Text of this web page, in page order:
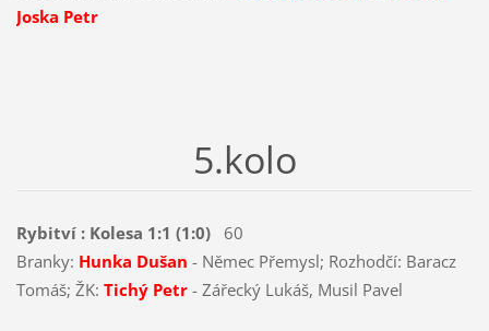
Joska Petr
5.kolo
Rybitví : Kolesa 1:1 (1:0)
60
Branky: Hunka Dušan - Němec Přemysl; Rozhodčí: Baracz
Tomáš; ŽK: Tichý Petr- Zářecký Lukáš, Musil Pavel